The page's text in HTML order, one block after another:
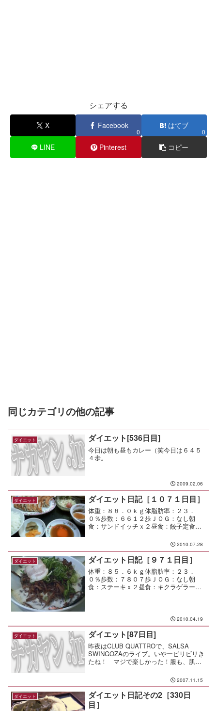
シェアする
X Facebook
0
はてブ
0
LINE Pinterest コピー
同じカテゴリの他の記事
ダイエット ダイエット[536日目]
今日は朝も昼もカレー（笑今日は６４５
４歩。
2009.02.06
ダイエット ダイエット日記［１０７１日目］
体重：８８．０ｋｇ体脂肪率：２３．
０％歩数：６６１２歩ＪＯＧ：なし朝
食：サンドイッチｘ２昼食：餃子定食
食：メモ：良い出会いになるだろう
か。 期待したい。
2010.07.28
ダイエット ダイエット日記［９７１日目］
体重：８５．６ｋｇ体脂肪率：２３．
０％歩数：７８０７歩ＪＯＧ：なし朝
食：ステーキｘ２昼食：キクラゲラーメ
2010.04.19
ダイエット ダイエット[87日目]
昨夜はCLUB QUATTROで、SALSA
SWINGOZAのライブ。いやービリビリき
たね！ マジで楽しかった！服も、肌
しぶりのライブだったけど、ノリ良し、
音も良し、思わず体が動いてしまうリズ
ムに包まれ...
2007.11.15
ダイエット
ダイエット日記その2［330日
目］